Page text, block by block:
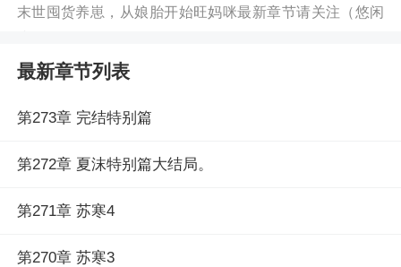
末世囤货养崽，从娘胎开始旺妈咪最新章节请关注（悠闲
最新章节列表
第273章 完结特别篇
第272章 夏沫特别篇大结局。
第271章 苏寒4
第270章 苏寒3